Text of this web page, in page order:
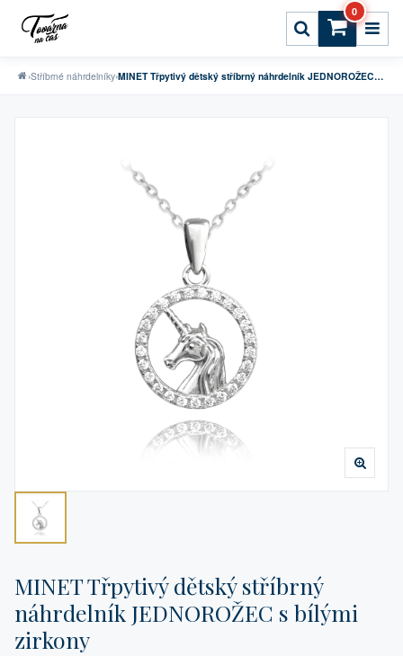
0
›Stříbrné náhrdelníky› MINET Třpytivý dětský stříbrný náhrdelník JEDNOROŽEC s bílými zirkony
MINET Třpytivý dětský stříbrný
náhrdelník JEDNOROŽEC s bílými
zirkony